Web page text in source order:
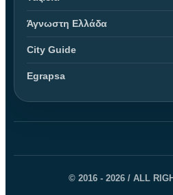
Άγνωστη Ελλάδα
City Guide
Egrapsa
© 2016 - 2026 / ALL